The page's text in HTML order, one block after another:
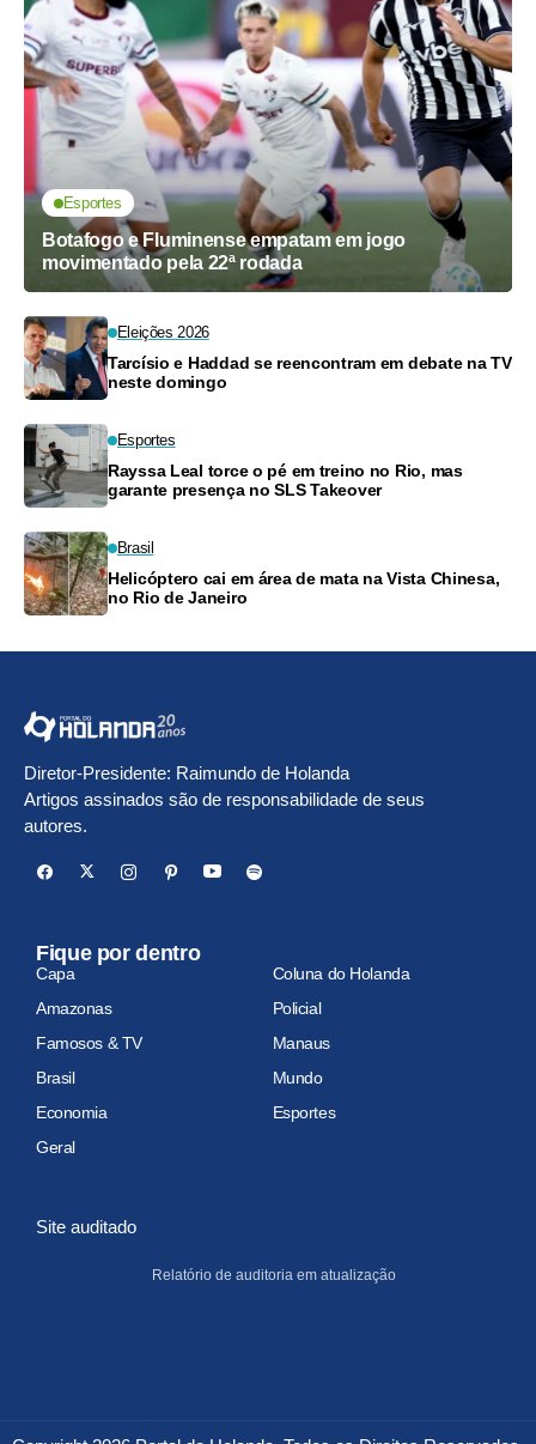
Esportes
Botafogo e Fluminense empatam em jogo
movimentado pela 22ª rodada
Eleições 2026
Tarcísio e Haddad se reencontram em debate na TV
neste domingo
Esportes
Rayssa Leal torce o pé em treino no Rio, mas
garante presença no SLS Takeover
Brasil
Helicóptero cai em área de mata na Vista Chinesa,
no Rio de Janeiro
Diretor-Presidente: Raimundo de Holanda
Artigos assinados são de responsabilidade de seus
autores.
Fique por dentro
Capa
Coluna do Holanda
Amazonas
Policial
Famosos & TV
Manaus
Brasil
Mundo
Economia
Esportes
Geral
Site auditado
Relatório de auditoria em atualização